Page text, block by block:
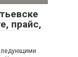
прайс,